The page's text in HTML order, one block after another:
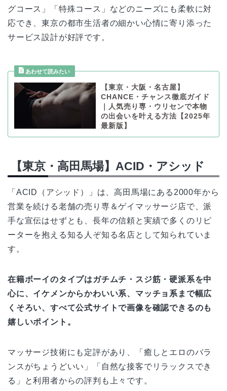
グコース」「特殊コース」などのニーズにも柔軟に対
応でき、東京の都市生活者の細かい心情に寄り添った
サービス設計が好評です。
【東京・大阪・名古屋】
CHANCE・チャンス徹底ガイド
｜人気売り専・ウリセンで本物
の出会いを叶える方法【2025年
最新版】
【東京・高田馬場】ACID・アシッド
「ACID（アシッド）」は、高田馬場にある2000年から
営業を続ける老舗の売り専＆ゲイマッサージ店で、派
手な宣伝はせずとも、長年の信頼と実績で多くのリピ
ーターを抱える知る人ぞ知る名店として知られていま
す。
在籍ボーイのタイプはガチムチ・スジ筋・硬派系を中
心に、イケメンからかわいい系、マッチョ系まで幅広
くそろい、すべて公式サイトで画像を確認できるのも
嬉しいポイント。
マッサージ技術にも定評があり、「癒しとエロのバラ
ンスがちょうどいい」「自然な接客でリラックスでき
る」と利用者からの評判も上々です。